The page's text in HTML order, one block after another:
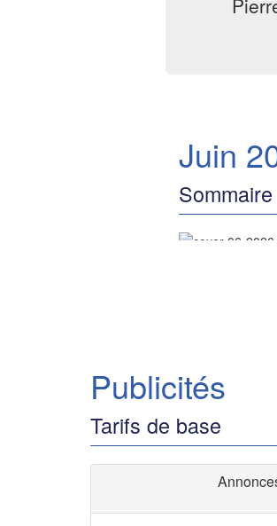
Publicités
Tarifs de base